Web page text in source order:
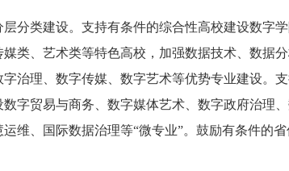
层分类建设。支持有条件的综合性高校建设数字
类、艺术类等特色高校，加强数据技术、数据
治理、数字传媒、数字艺术等优势专业建设。
字贸易与商务、数字媒体艺术、数字政府治理
维、国际数据治理等“微专业”。鼓励有条件的